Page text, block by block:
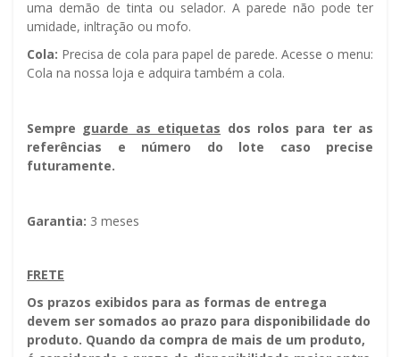
uma demão de tinta ou selador. A parede não pode ter
umidade, infiltração ou mofo.
Cola: Precisa de cola para papel de parede. Acesse o menu:
Cola na nossa loja e adquira também a cola.
Sempre guarde as etiquetas dos rolos para ter as
referências e número do lote caso precise
futuramente.
Garantia: 3 meses
FRETE
Os prazos exibidos para as formas de entrega
devem ser somados ao prazo para disponibilidade do
produto. Quando da compra de mais de um produto,